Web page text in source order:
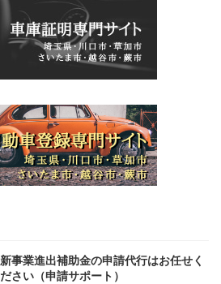
新事業進出補助金の申請代行はお任せく
ださい（申請サポート）